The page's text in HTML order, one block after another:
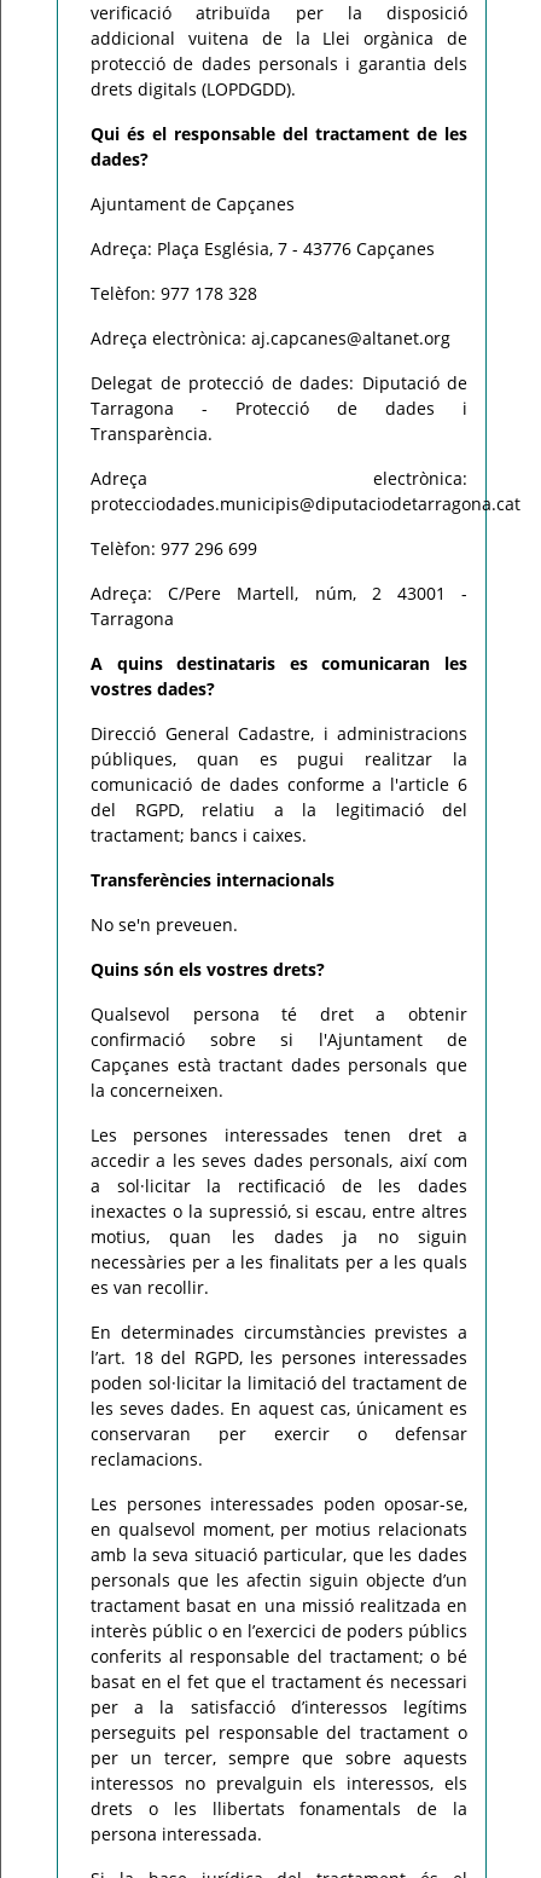
verificació atribuïda per la disposició
addicional vuitena de la Llei orgànica de
protecció de dades personals i garantia dels
drets digitals (LOPDGDD).
Qui és el responsable del tractament de les
dades?
Ajuntament de Capçanes
Adreça: Plaça Església, 7 - 43776 Capçanes
Telèfon: 977 178 328
Adreça electrònica: aj.capcanes@altanet.org
Delegat de protecció de dades: Diputació de
Tarragona - Protecció de dades i
Transparència.
Adreça electrònica:
protecciodades.municipis@diputaciodetarragona.cat
Telèfon: 977 296 699
Adreça: C/Pere Martell, núm, 2 43001 -
Tarragona
A quins destinataris es comunicaran les
vostres dades?
Direcció General Cadastre, i administracions
públiques, quan es pugui realitzar la
comunicació de dades conforme a l'article 6
del RGPD, relatiu a la legitimació del
tractament; bancs i caixes.
Transferències internacionals
No se'n preveuen.
Quins són els vostres drets?
Qualsevol persona té dret a obtenir
confirmació sobre si l'Ajuntament de
Capçanes està tractant dades personals que
la concerneixen.
Les persones interessades tenen dret a
accedir a les seves dades personals, així com
a sol·licitar la rectificació de les dades
inexactes o la supressió, si escau, entre altres
motius, quan les dades ja no siguin
necessàries per a les finalitats per a les quals
es van recollir.
En determinades circumstàncies previstes a
l’art. 18 del RGPD, les persones interessades
poden sol·licitar la limitació del tractament de
les seves dades. En aquest cas, únicament es
conservaran per exercir o defensar
reclamacions.
Les persones interessades poden oposar-se,
en qualsevol moment, per motius relacionats
amb la seva situació particular, que les dades
personals que les afectin siguin objecte d’un
tractament basat en una missió realitzada en
interès públic o en l’exercici de poders públics
conferits al responsable del tractament; o bé
basat en el fet que el tractament és necessari
per a la satisfacció d’interessos legítims
perseguits pel responsable del tractament o
per un tercer, sempre que sobre aquests
interessos no prevalguin els interessos, els
drets o les llibertats fonamentals de la
persona interessada.